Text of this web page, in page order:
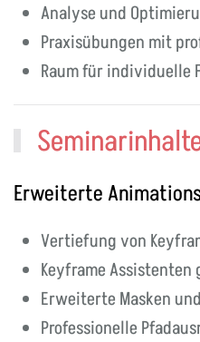
Analyse und
Praxisübungen mit
Raum für individuelle
Erweiterte
Vertiefung von
Keyframe
Erweiterte Masken
Professionelle